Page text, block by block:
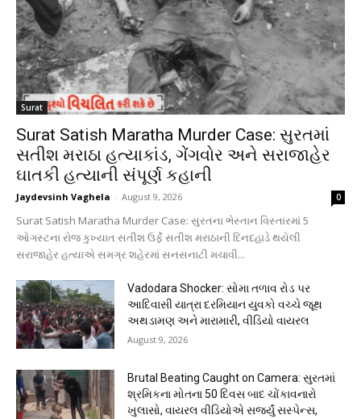
Surat
Surat Satish Maratha Murder Case: સુરતમાં
સતીશ મરાઠા હત્યાકાંડ, ગેંગવોર અને સરાજાહેર
ઘાતકી હત્યાની સંપૂર્ણ કહાની
Jaydevsinh Vaghela - August 9, 2026 0
Surat Satish Maratha Murder Case: સુરતના ભેસ્તાન વિસ્તારમાં 5
ઓગસ્ટના રોજ કુખ્યાત સતીશ ઉર્ફે સતીશ મરાઠાની દિનદહાડે થયેલી
સરાજાહેર હત્યાએ સમગ્ર શહેરમાં સનસનાટી મચાવી...
Vadodara Shocker: સોમા તળાવ રોડ પર
આદિવાસી યાત્રા દરમિયાન યુવકો વચ્ચે જૂથ
અથડામણ અને મારામારી, વીડિયો વાયરલ
August 9, 2026
Brutal Beating Caught on Camera: સુરતમાં
શ્રમિકના મોતના 50 દિવસ બાદ ચોંકાવનારો
ખુલાસો, વાયરલ વીડિયોએ સર્જ્યું સસ્પેન્સ,